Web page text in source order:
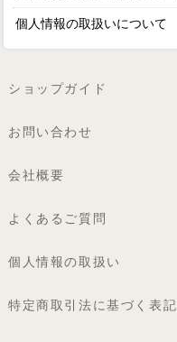
個人情報の取扱いについて
ショップガイド
お問い合わせ
会社概要
よくあるご質問
個人情報の取扱い
特定商取引法に基づく表記